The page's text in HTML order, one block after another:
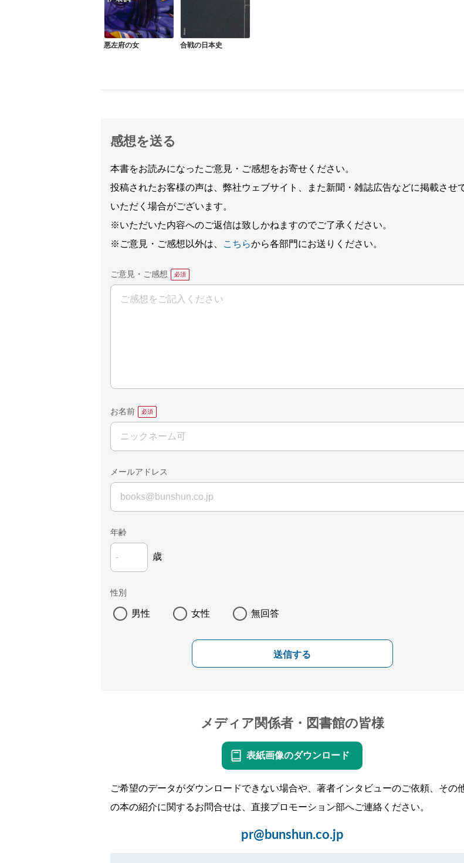
悪左府の女 合戦の日本史
感想を送る
本書をお読みになったご意見・ご感想をお寄せください。
投稿されたお客様の声は、弊社ウェブサイト、また新聞・雑誌広告などに掲載させ
いただく場合がございます。
※いただいた内容へのご返信は致しかねますのでご了承ください。
※ご意見・ご感想以外は、
こちらから各部門にお送りください。
ご意見・ご感想
お名前
メールアドレス
年齢
歳
性別
男性 女性 無回答
送信する
メディア関係者・図書館の皆様
表紙画像のダウンロード
ご希望のデータがダウンロードできない場合や、著者インタビューのご依頼、その
の本の紹介に関するお問合せは、直接プロモーション部へご連絡ください。
pr@bunshun.co.jp